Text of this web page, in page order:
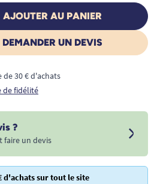
AJOUTER AU PANIER
DEMANDER UN DEVIS
30 € d'achats
de fidélité
?
faire un devis
d'achats sur tout le site